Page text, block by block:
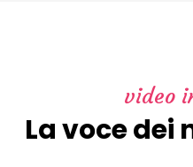
video
La voce